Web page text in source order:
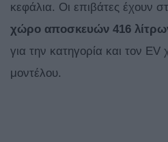
κεφάλια. Οι επιβάτες έχουν
χώρο αποσκευών 416
για την κατηγορία και τον
μοντέλου.